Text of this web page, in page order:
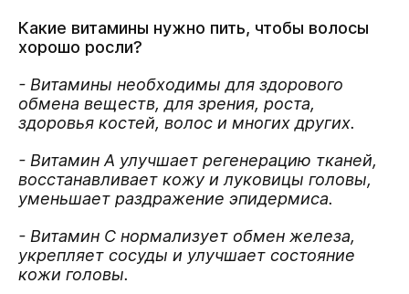
Какие витамины нужно пить, чтобы волосы
хорошо росли?
- Витамины необходимы для здорового
обмена веществ, для зрения, роста,
здоровья костей, волос и многих других.
- Витамин А улучшает регенерацию тканей,
восстанавливает кожу и луковицы головы,
уменьшает раздражение эпидермиса.
- Витамин С нормализует обмен железа,
укрепляет сосуды и улучшает состояние
кожи головы.